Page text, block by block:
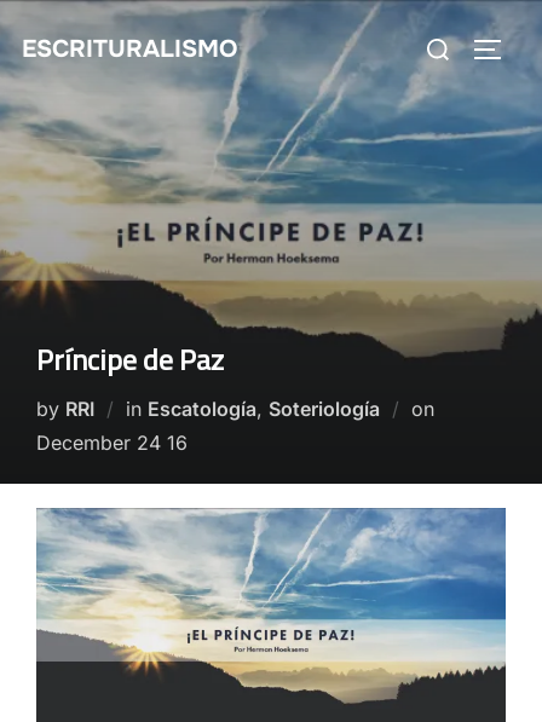
content
ESCRITURALISMO
Search
for:
Príncipe de Paz
by RRI in Escatología, Soteriología onPosted
December 24 16